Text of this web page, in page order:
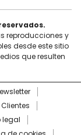
reproducciones y
desde este sitio
que resulten
legal